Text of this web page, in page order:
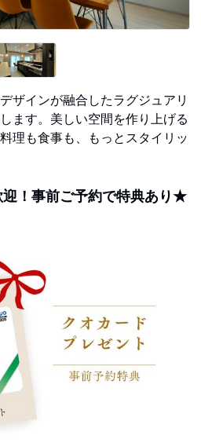
ザインが融合したラグジュアリ
ます。美しい空間を作り上げる
理も食事も、もっとスタイリッ
！事前ご予約で特典あり★